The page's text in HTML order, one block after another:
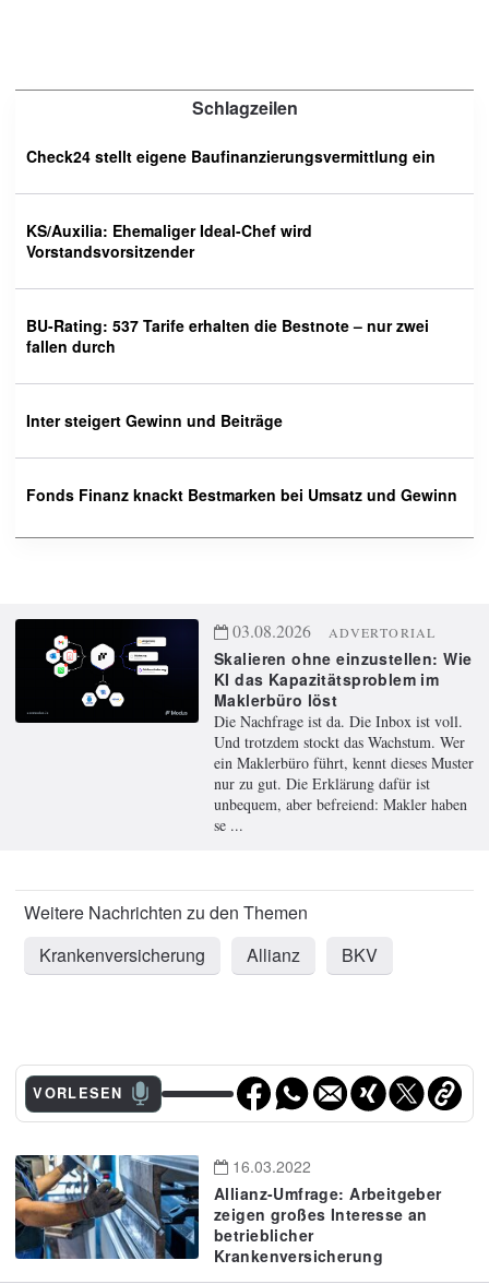
Schlagzeilen
Check24 stellt eigene Baufinanzierungsvermittlung ein
KS/Auxilia: Ehemaliger Ideal-Chef wird
Vorstandsvorsitzender
BU-Rating: 537 Tarife erhalten die Bestnote – nur zwei
fallen durch
Inter steigert Gewinn und Beiträge
Fonds Finanz knackt Bestmarken bei Umsatz und Gewinn
03.08.2026 ADVERTORIAL
Skalieren ohne einzustellen: Wie
KI das Kapazitätsproblem im
Maklerbüro löst
Die Nachfrage ist da. Die Inbox ist voll.
Und trotzdem stockt das Wachstum. Wer
ein Maklerbüro führt, kennt dieses Muster
nur zu gut. Die Erklärung dafür ist
unbequem, aber befreiend: Makler haben
se ...
Krankenversicherung Allianz BKV
VORLESEN
16.03.2022
Allianz-Umfrage: Arbeitgeber
zeigen großes Interesse an
betrieblicher
Krankenversicherung